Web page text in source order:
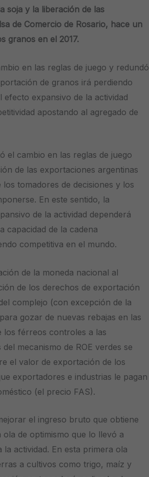
soja y la liberación de las
de Comercio de Rosario, hace un
granos en el 2017.
en las reglas de juego y redundó
de granos irá perdiendo
efecto expansivo de la actividad
apostando al agregado de
el cambio en las reglas de juego
de las exportaciones argentinas
tomadores de decisiones y los
En este sentido, la
de la actividad dependerá
capacidad de la cadena
competitiva en el mundo.
de la moneda nacional al
de los derechos de exportación
complejo (con excepción de la
gozar de nuevas rebajas en las
los férreos controles a las
mecanismo de ROE verdes se
el valor de exportación de los
exportadores e industrias le pagan
(el precio FAS).
el ingreso bruto que obtiene
de optimismo que lo llevó a
actividad. En esta primera ola
a cultivos como trigo, maíz y